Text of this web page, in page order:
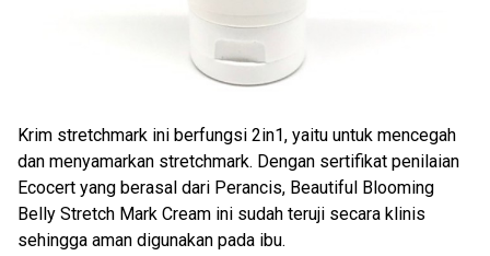
Krim stretchmark ini berfungsi 2in1, yaitu untuk mencegah
dan menyamarkan stretchmark. Dengan sertifikat penilaian
Ecocert yang berasal dari Perancis, Beautiful Blooming
Belly Stretch Mark Cream ini sudah teruji secara klinis
sehingga aman digunakan pada ibu.